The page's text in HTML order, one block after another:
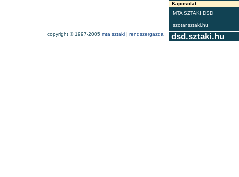
Kapcsolat
MTA SZTAKI DSD
szotar.sztaki.hu
dsd.sztaki.hu
copyright © 1997-2005 mta sztaki | rendszergazda